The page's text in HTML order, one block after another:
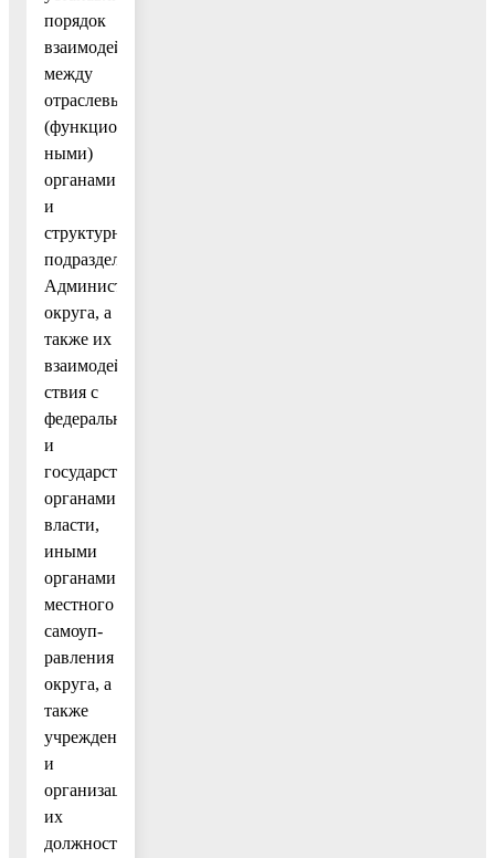
порядок
взаимодействия
между
отраслевыми
(функциональ-
ными)
органами
и
структурными
подразделениями
Администрации
округа, а
также их
взаимодей-
ствия с
федеральными
и
государственными
органами
власти,
иными
органами
местного
самоуп-
равления
округа, а
также
учреждениями
и
организациями,
их
должностными